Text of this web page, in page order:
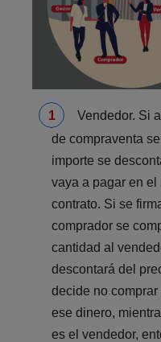
Vendedor. Si
de compraventa
importe se
vaya a pagar en el
contrato. Si se
comprador se
cantidad al
descontará del
decide no
ese dinero,
es el vendedor,